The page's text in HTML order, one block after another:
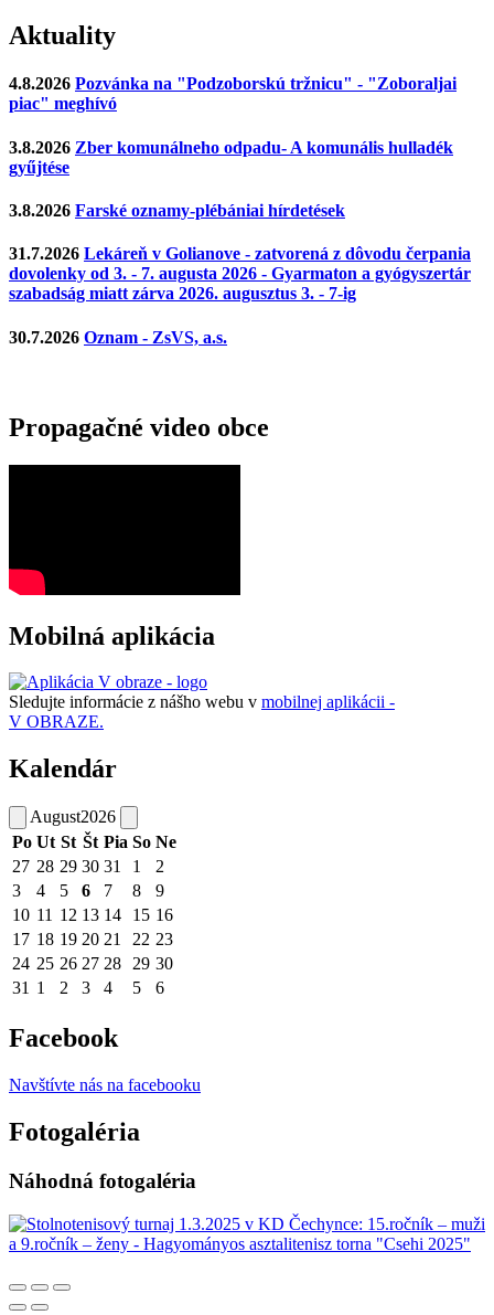
Aktuality
4.8.2026 Pozvánka na "Podzoborskú tržnicu" - "Zoboraljai
piac" meghívó
3.8.2026 Zber komunálneho odpadu- A komunális hulladék
gyűjtése
3.8.2026 Farské oznamy-plébániai hírdetések
31.7.2026 Lekáreň v Golianove - zatvorená z dôvodu čerpania
dovolenky od 3. - 7. augusta 2026 - Gyarmaton a gyógyszertár
szabadság miatt zárva 2026. augusztus 3. - 7-ig
30.7.2026 Oznam - ZsVS, a.s.
Propagačné video obce
Mobilná aplikácia
Sledujte informácie z nášho webu v mobilnej aplikácii -
V OBRAZE.
Kalendár
August2026
Po Ut St Št Pia So Ne
27 28 29 30 31 1
2
3
4 5 6 7 8
9
10 11 12 13 14 15 16
17 18 19 20 21 22 23
24 25 26 27 28 29 30
31 1 2 3 4 5 6
Facebook
Navštívte nás na facebooku
Fotogaléria
Náhodná fotogaléria